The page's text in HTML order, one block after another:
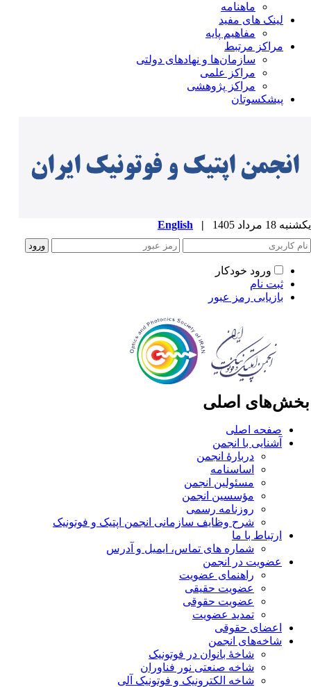
ماهنامه
لینک های مفید
مفاهیم پایه
مراکز مرتبط
سازمان‌ها و نهادهای دولتی
مراکز علمی
مراکز پژوهشی
پیشکسوتان
18 مرداد 1405 |
English
ورود خودکار
ثبت نام
بازیابی رمز عبور
اصلی
صفحه اصلی
آشنایی با انجمن
دربارۀ انجمن
اساسنامه
مسئولین انجمن
مؤسسین انجمن
روزنامه رسمی
شرح وظایف سازمانی انجمن اپتیک و فوتونیک
ارتباط با ما
شماره های تماس، ایمیل و آدرس
عضویت در انجمن
راهنمای عضویت
عضویت حقیقی
عضویت حقوقی
تمدید عضویت
اعضای حقوقی
شاخه‌های انجمن
شاخۀ بانوان در فوتونیک
شاخه صنعتی نور فناوران
شاخه‌ الکترونیک و فوتونیک آلی